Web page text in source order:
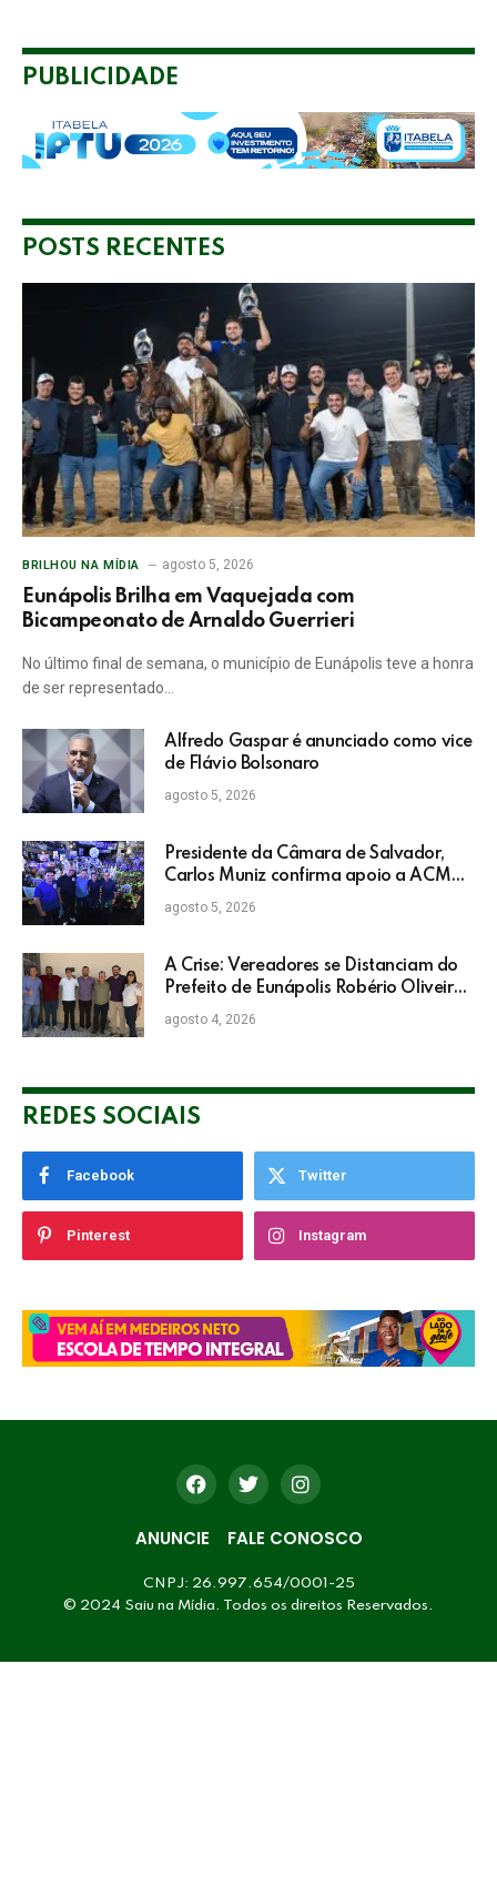
PUBLICIDADE
POSTS RECENTES
BRILHOU NA MÍDIA agosto 5, 2026
Eunápolis Brilha em Vaquejada com
Bicampeonato de Arnaldo Guerrieri
No último final de semana, o município de Eunápolis teve a honra
de ser representado…
Alfredo Gaspar é anunciado como vice
de Flávio Bolsonaro
agosto 5, 2026
Presidente da Câmara de Salvador,
Carlos Muniz confirma apoio a ACM
Neto: “Irei lutar voto a voto na sua
campanha”
agosto 5, 2026
A Crise: Vereadores se Distanciam do
Prefeito de Eunápolis Robério Oliveira
nas Eleições
agosto 4, 2026
REDES SOCIAIS
Facebook Twitter
Pinterest Instagram
ANUNCIE FALE CONOSCO
CNPJ: 26.997.654/0001-25
© 2024 Saiu na Mídia. Todos os direitos Reservados.